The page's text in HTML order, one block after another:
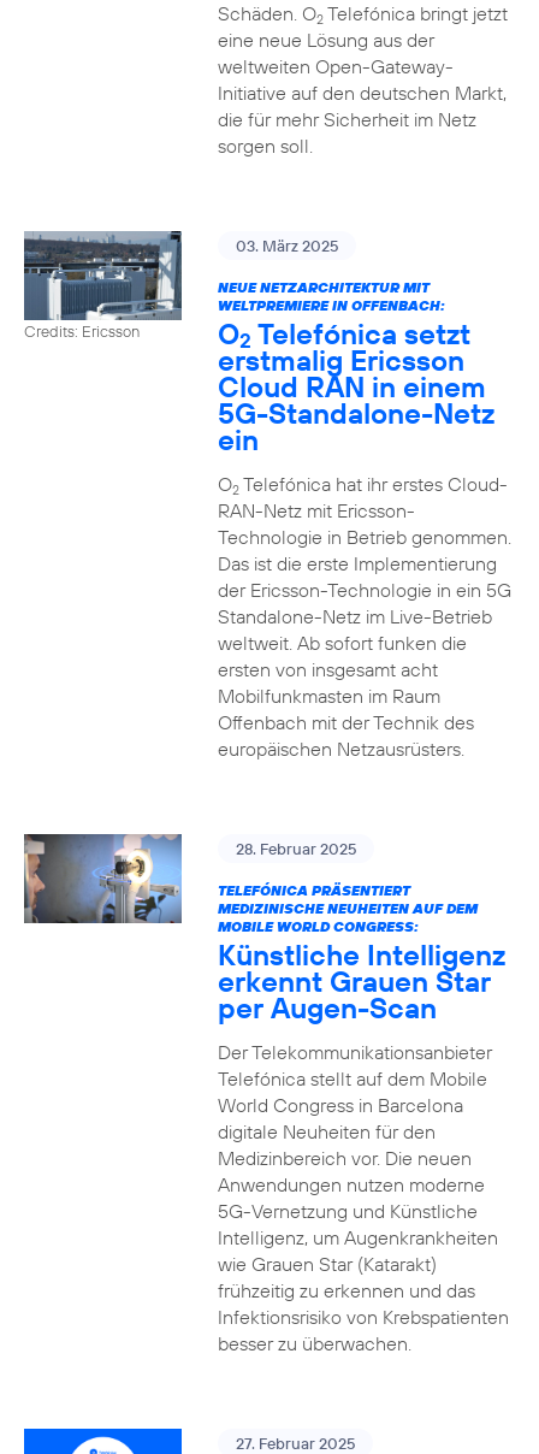
Schäden. O2Telefónica bringt jetzt
eine neue Lösung aus der
weltweiten Open-Gateway-
Initiative auf den deutschen Markt,
die für mehr Sicherheit im Netz
sorgen soll.
Credits: Ericsson
03. März 2025
NEUE NETZARCHITEKTUR MIT
WELTPREMIERE IN OFFENBACH:
O2 Telefónica setzt
erstmalig Ericsson
Cloud RAN in einem
5G-Standalone-Netz
ein
O2Telefónica hat ihr erstes Cloud-
RAN-Netz mit Ericsson-
Technologie in Betrieb genommen.
Das ist die erste Implementierung
der Ericsson-Technologie in ein 5G
Standalone-Netz im Live-Betrieb
weltweit. Ab sofort funken die
ersten von insgesamt acht
Mobilfunkmasten im Raum
Offenbach mit der Technik des
europäischen Netzausrüsters.
28. Februar 2025
TELEFÓNICA PRÄSENTIERT
MEDIZINISCHE NEUHEITEN AUF DEM
MOBILE WORLD CONGRESS:
Künstliche Intelligenz
erkennt Grauen Star
per Augen-Scan
Der Telekommunikationsanbieter
Telefónica stellt auf dem Mobile
World Congress in Barcelona
digitale Neuheiten für den
Medizinbereich vor. Die neuen
Anwendungen nutzen moderne
5G-Vernetzung und Künstliche
Intelligenz, um Augenkrankheiten
wie Grauen Star (Katarakt)
frühzeitig zu erkennen und das
Infektionsrisiko von Krebspatienten
besser zu überwachen.
27. Februar 2025